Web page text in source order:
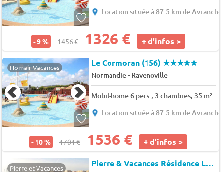
Location située à 87.5 km de
- 9 % 1456 € 1326 € + d'infos >
Homair Vacances Le Cormoran (156)★★★★★
Normandie- Ravenoville
Mobil-home 6 pers., 3 chambres, 35 m²
Location située à 87.5 km de
- 10 % 1701 € 1536 € + d'infos >
Pierre et Vacances Pierre & Vacances Résidence Le Domaine du Bois de la Gree